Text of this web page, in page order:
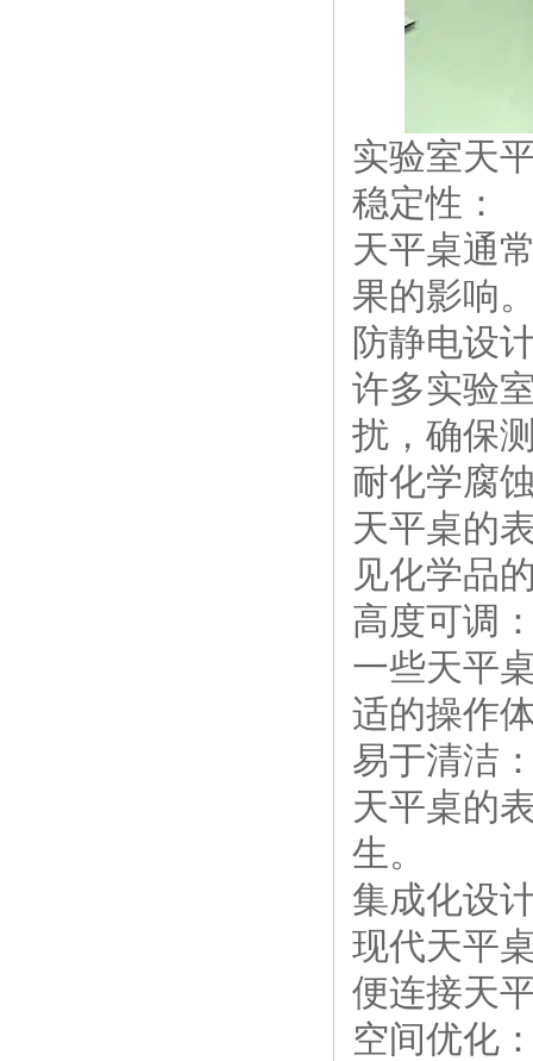
实验室天
稳定性：
天平桌通
果的影响
防静电设
许多实验
扰，确保
耐化学腐
天平桌的
见化学品
高度可调
一些天平
适的操作
易于清洁
天平桌的
生。
集成化设
现代天平
便连接天
空间优化